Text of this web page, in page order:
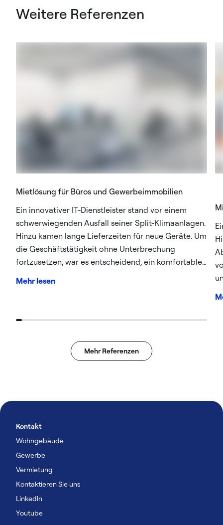
Weitere Referenzen
Mietlösung für Büros und Gewerbeimmobilien
Ein innovativer IT-Dienstleister stand vor einem
schwerwiegenden Ausfall seiner Split-Klimaanlagen.
Hinzu kamen lange Lieferzeiten für neue Geräte. Um
die Geschäftstätigkeit ohne Unterbrechung
fortzusetzen, war es entscheidend, ein komfortables
Mehr lesen
Mehr Referenzen
Kontakt
Wohngebäude
Gewerbe
Vermietung
Kontaktieren Sie uns
Linkedln
Youtube